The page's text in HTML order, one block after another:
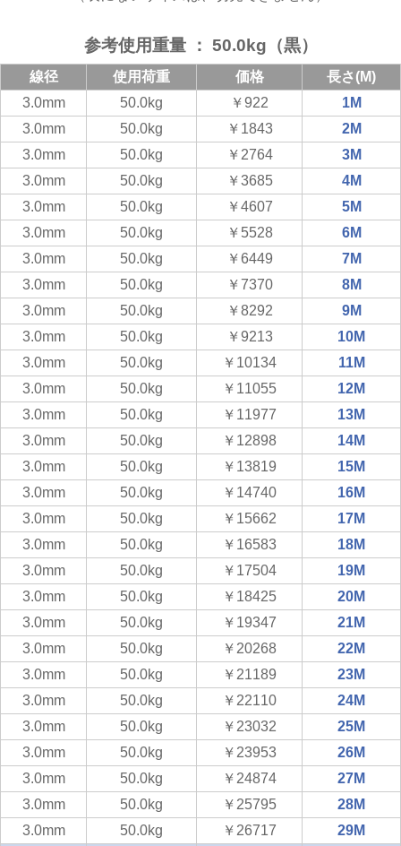
参考使用重量 ： 50.0kg（黒）
線径 使用荷重 価格
長さ(M)
3.0mm
50.0kg ￥922
1M
3.0mm
50.0kg ￥1843
2M
3.0mm
50.0kg ￥2764
3M
3.0mm
50.0kg ￥3685
4M
3.0mm
50.0kg ￥4607
5M
3.0mm
50.0kg ￥5528
6M
3.0mm
50.0kg ￥6449
7M
3.0mm
50.0kg ￥7370
8M
3.0mm
50.0kg ￥8292
9M
3.0mm
50.0kg ￥9213
10M
3.0mm
50.0kg ￥10134
11M
3.0mm
50.0kg ￥11055
12M
3.0mm
50.0kg ￥11977
13M
3.0mm
50.0kg ￥12898
14M
3.0mm
50.0kg ￥13819
15M
3.0mm
50.0kg ￥14740
16M
3.0mm
50.0kg ￥15662
17M
3.0mm
50.0kg ￥16583
18M
3.0mm
50.0kg ￥17504
19M
3.0mm
50.0kg ￥18425
20M
3.0mm
50.0kg ￥19347
21M
3.0mm
50.0kg ￥20268
22M
3.0mm
50.0kg ￥21189
23M
3.0mm
50.0kg ￥22110
24M
3.0mm
50.0kg ￥23032
25M
3.0mm
50.0kg ￥23953
26M
3.0mm
50.0kg ￥24874
27M
3.0mm
50.0kg ￥25795
28M
3.0mm
50.0kg ￥26717 29M